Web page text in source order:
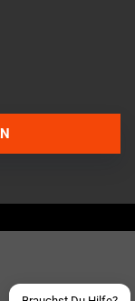
schreiben
Server beitreten
uns eine eMail